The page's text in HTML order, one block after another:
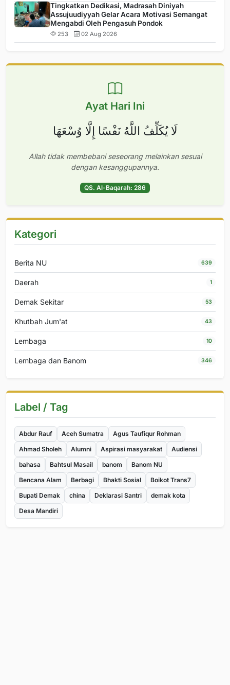
Tingkatkan Dedikasi, Madrasah Diniyah
Assujuudiyyah Gelar Acara Motivasi Semangat
Mengabdi Oleh Pengasuh Pondok
253 02 Aug 2026
Ayat Hari Ini
لَا يُكَلِّفُ اللَّهُ نَفْسًا إِلَّا وُسْعَهَا
Allah tidak membebani seseorang melainkan sesuai
dengan kesanggupannya.
QS. Al-Baqarah: 286
Kategori
Berita NU 639
Daerah 1
Demak Sekitar 53
Khutbah Jum'at 43
Lembaga 10
Lembaga dan Banom 346
Label / Tag
Abdur Rauf Aceh Sumatra
Agus Taufiqur Rohman
Ahmad Sholeh
Alumni Aspirasi masyarakat
Audiensi
bahasa
Bahtsul Masail banom
Banom NU
Bencana Alam
Berbagi Bhakti Sosial
Boikot Trans7
Bupati Demak
china Deklarasi Santri
demak kota
Desa Mandiri